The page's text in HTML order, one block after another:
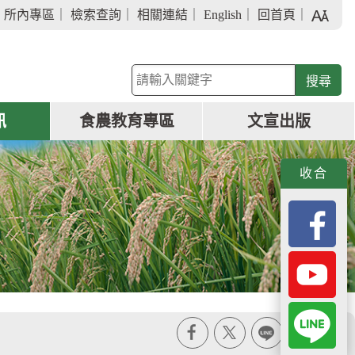
所內專區 檢索查詢 相關連結 English 回首頁
小
關
鍵
查
詢
食農教育專區 文宣出版
收合